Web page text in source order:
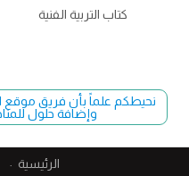
كتاب التربية الفنية
نحيطكم علماً بأن فريق موقع
وإضافة حلول
الرئيسية